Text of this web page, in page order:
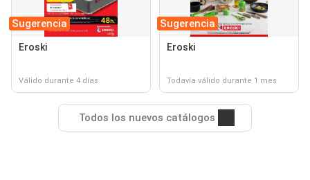
Sugerencia
Eroski
Válido durante 4 días
Sugerencia
Eroski
Todavía válido durante 1 mes
Todos los nuevos catálogos